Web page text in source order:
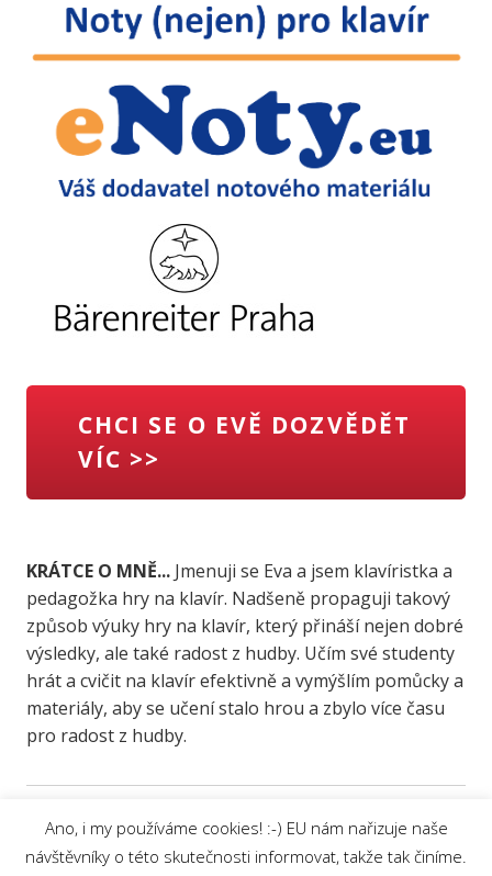
CHCI SE O EVĚ DOZVĚDĚT
VÍC >>
KRÁTCE O MNĚ...Jmenuji se Eva a jsem klavíristka a
pedagožka hry na klavír. Nadšeně propaguji takový
způsob výuky hry na klavír, který přináší nejen dobré
výsledky, ale také radost z hudby. Učím své studenty
hrát a cvičit na klavír efektivně a vymýšlím pomůcky a
materiály, aby se učení stalo hrou a zbylo více času
pro radost z hudby.
Ano, i my používáme cookies! :-) EU nám nařizuje naše
návštěvníky o této skutečnosti informovat, takže tak činíme.